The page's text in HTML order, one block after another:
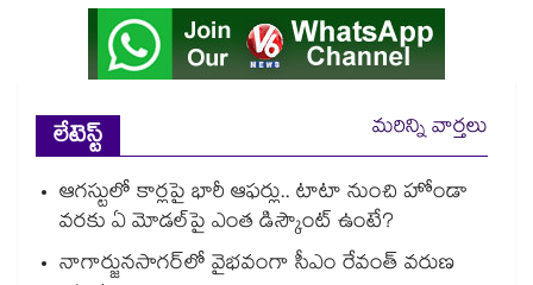
లేటెస్ట్
మరిన్ని వార్తలు
ఆగస్టులో కార్లపై భారీ ఆఫర్లు.. టాటా నుంచి హోండా
వరకు ఏ మోడల్‌పై ఎంత డిస్కౌంట్ ఉంటే?
నాగార్జునసాగర్‌లో వైభవంగా సీఎం రేవంత్ వరుణ